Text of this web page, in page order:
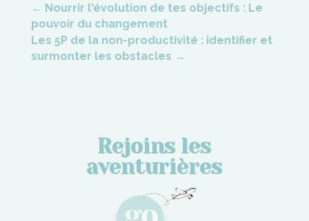
← Nourrir l'évolution de tes objectifs : Le
pouvoir du changement
Les 5P de la non-productivité : identifier et
surmonter les obstacles →
Rejoins les
aventurières